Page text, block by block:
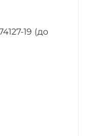
19 (до